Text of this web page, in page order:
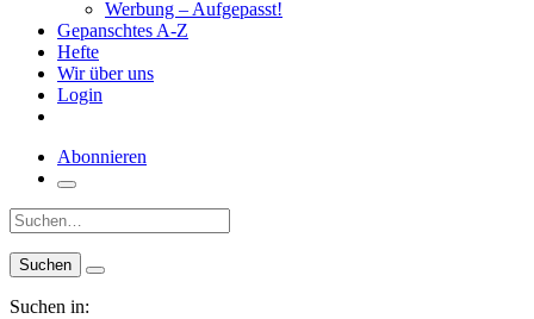
Werbung – Aufgepasst!
Gepanschtes A-Z
Hefte
Wir über uns
Login
Abonnieren
Suche:
Suchen in: